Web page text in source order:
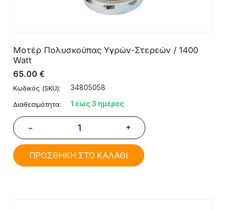
Μοτέρ Πολυσκούπας Υγρών-Στερεών / 1400
Watt
65.00 €
Κωδικός (SKU): 34805058
Διαθεσιμότητα: 1 έως 3 ημέρες
− +
ΠΡΟΣΘΗΚΗ ΣΤΟ ΚΑΛΑΘΙ